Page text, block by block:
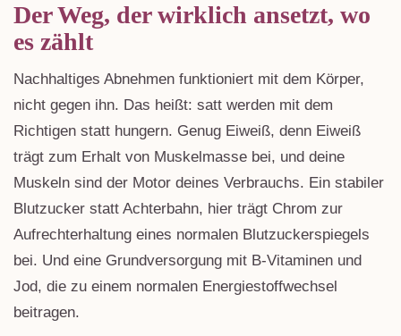
Der Weg, der wirklich ansetzt, wo
es zählt
Nachhaltiges Abnehmen funktioniert mit dem Körper,
nicht gegen ihn. Das heißt: satt werden mit dem
Richtigen statt hungern. Genug Eiweiß, denn Eiweiß
trägt zum Erhalt von Muskelmasse bei, und deine
Muskeln sind der Motor deines Verbrauchs. Ein stabiler
Blutzucker statt Achterbahn, hier trägt Chrom zur
Aufrechterhaltung eines normalen Blutzuckerspiegels
bei. Und eine Grundversorgung mit B-Vitaminen und
Jod, die zu einem normalen Energiestoffwechsel
beitragen.